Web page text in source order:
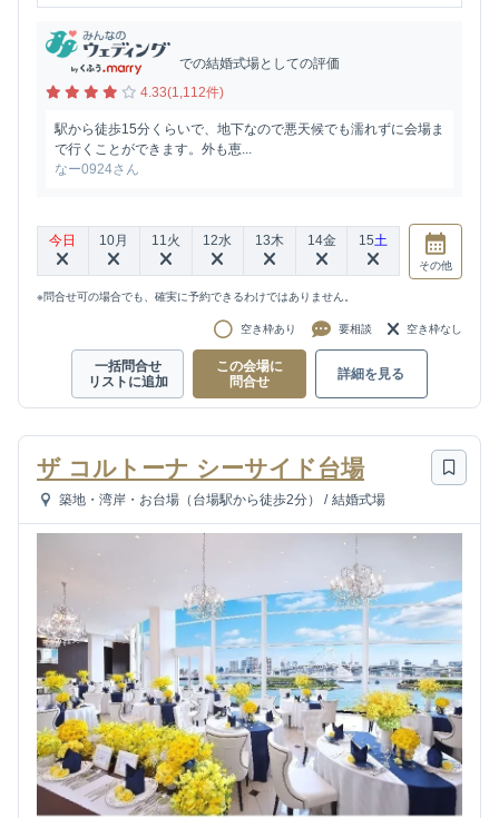
での結婚式場としての評価
4.33(1,112件)
駅から徒歩15分くらいで、地下なので悪天候でも濡れずに会場ま
で行くことができます。外も恵...
なー0924さん
今日 10月 11火 12水 13木 14金 15土
その他
※問合せ可の場合でも、確実に予約できるわけではありません。
空き枠あり 要相談 空き枠なし
一括問合せ
リストに追加
この会場に
問合せ
詳細を見る
ザ コルトーナ シーサイド台場
築地・湾岸・お台場（台場駅から徒歩2分） / 結婚式場